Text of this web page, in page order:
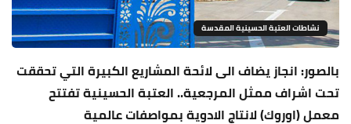
نشاطات العتبة الحسينية المقدسة
بالصور: انجاز يضاف الى لائحة المشاريع الكبيرة التي تحققت
تحت اشراف ممثل المرجعية.. العتبة الحسينية تفتتح
معمل (اوروك) لانتاج الادوية بمواصفات عالمية